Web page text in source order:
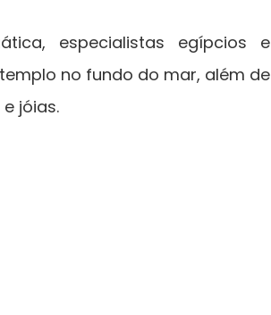
especialistas egípcios e
no fundo do mar, além de
jóias.